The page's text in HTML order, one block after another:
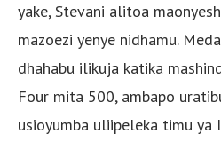
yake, Stevani alitoa
mazoezi yenye nidhamu.
dhahabu ilikuja katika
Four mita 500, ambapo
usioyumba uliipeleka timu ya